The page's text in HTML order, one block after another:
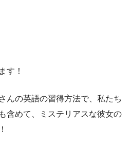
す！
んの英語の習得方法で、私たち
含めて、ミステリアスな彼女の